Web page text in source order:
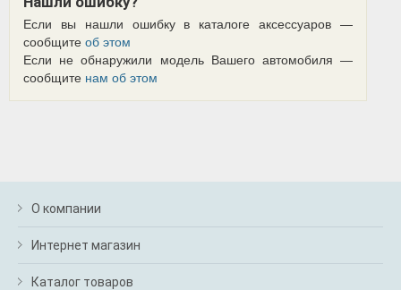
Если вы нашли ошибку в каталоге аксессуаров —
сообщите об этом
Если не обнаружили модель Вашего автомобиля —
сообщите нам об этом
О компании
Интернет магазин
Каталог товаров